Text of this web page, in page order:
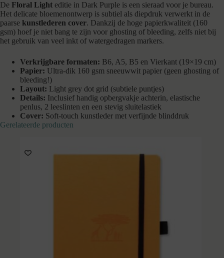
De Floral Light editie in Dark Purple is een sieraad voor je bureau.
Het delicate bloemenontwerp is subtiel als diepdruk verwerkt in de
paarse kunstlederen cover. Dankzij de hoge papierkwaliteit (160
gsm) hoef je niet bang te zijn voor ghosting of bleeding, zelfs niet bij
het gebruik van veel inkt of watergedragen markers.
Verkrijgbare formaten: B6, A5, B5 en Vierkant (19×19 cm)
Papier: Ultra-dik 160 gsm sneeuwwit papier (geen ghosting of
bleeding!)
Layout: Light grey dot grid (subtiele puntjes)
Details: Inclusief handig opbergvakje achterin, elastische
penlus, 2 leeslinten en een stevig sluitelastiek
Cover: Soft-touch kunstleder met verfijnde blinddruk
Gerelateerde producten